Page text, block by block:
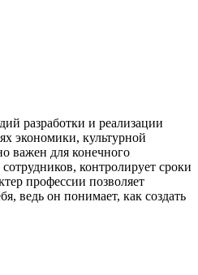
разработки и реализации
экономики, культурной
важен для конечного
контролирует сроки
профессии позволяет
ведь он понимает, как создать